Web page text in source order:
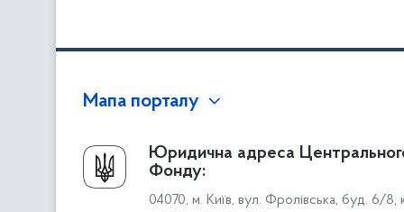
Мапа порталу
Про Фонд
Керівництво
Структура Фонду
Юридична адреса
Фонду:
04070, м. Київ, вул. Фролівська, буд. 6/8,